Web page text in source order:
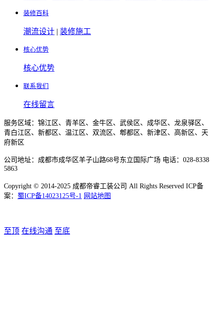
装修百科
潮流设计 | 装修施工
核心优势
核心优势
联系我们
在线留言
服务区域：锦江区、青羊区、金牛区、武侯区、成华区、龙泉驿区、
青白江区、新都区、温江区、双流区、郫都区、新津区、高新区、天
府新区
公司地址：成都市成华区羊子山路68号东立国际广场 电话：028-8338
5863
Copyright © 2014-2025 成都帝睿工装公司 All Rights Reserved ICP备
案： 蜀ICP备14023125号-1 网站地图
至顶 在线沟通 至底